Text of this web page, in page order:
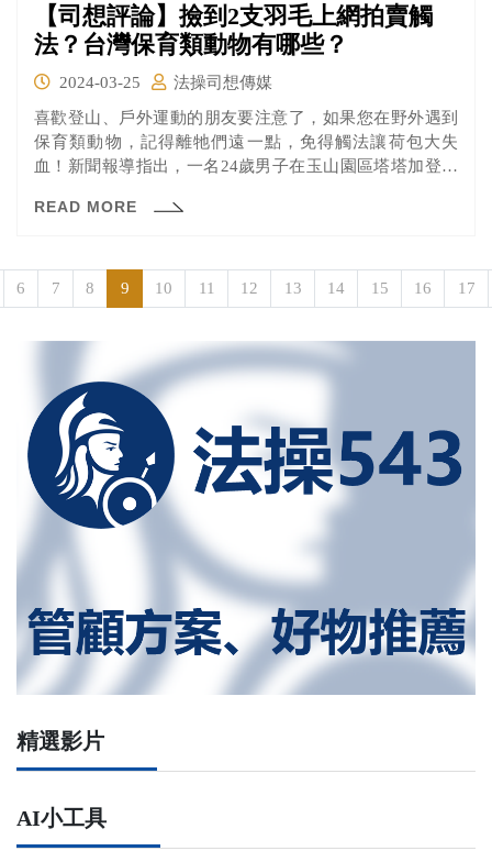
【司想評論】撿到2支羽毛上網拍賣觸
法？台灣保育類動物有哪些？
2024-03-25
法操司想傳媒
喜歡登山、戶外運動的朋友要注意了，如果您在野外遇到
保育類動物，記得離牠們遠一點，免得觸法讓荷包大失
血！新聞報導指出，一名24歲男子在玉山園區塔塔加登山
的羽毛2支後，上網站公開張貼照片，並標價1萬元供人下
年，但須向公庫支付4萬元。
READ MORE
6 7 8 9 10 11 12 13 14 15 16 17
精選影片
AI小工具